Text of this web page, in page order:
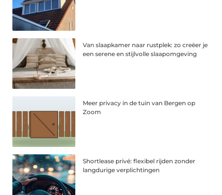
Van slaapkamer naar rustplek: zo creëer je
een serene en stijlvolle slaapomgeving
Meer privacy in de tuin van Bergen op
Zoom
Shortlease privé: flexibel rijden zonder
langdurige verplichtingen